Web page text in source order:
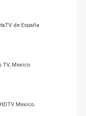
de España
TV, Mexico
Mexico.